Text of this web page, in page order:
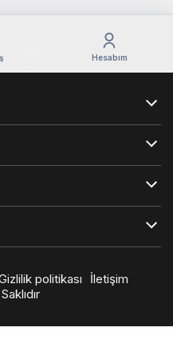
Hesabım
politikası
İletişim